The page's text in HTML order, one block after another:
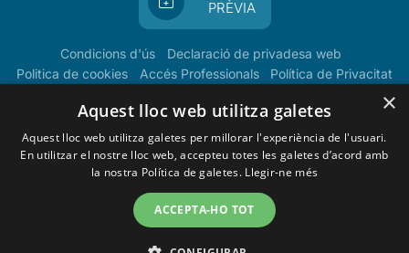
PRÈVIA
Condicions d'ús
Declaració de privadesa web
Politica de cookies
Accés Professionals Política de Privacitat
×
Aquest lloc web utilitza galetes
Aquest lloc web utilitza galetes per millorar l'experiència de l'usuari.
En utilitzar el nostre lloc web, accepteu totes les galetes d’acord amb
la nostra Política de galetes. Llegir-ne més
ACCEPTA-HO TOT